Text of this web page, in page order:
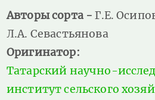
Авторы сорта -Г.Е.
Л.А. Севастьянова
Оригинатор:
Татарский научно-
институт сельского